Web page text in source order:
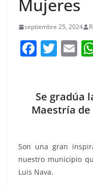
Mujeres
septiembre 25, 2024
F
e
b
o
k
T
er
E
l
Se gradúa
Maestría
Son una gran
nuestro municipio
Luis Nava.